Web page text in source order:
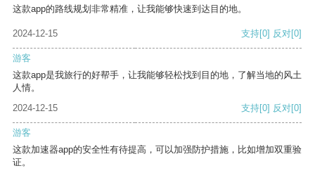
这款app的路线规划非常精准，让我能够快速到达目的地。
2024-12-15 支持[0] 反对[0]
游客
这款app是我旅行的好帮手，让我能够轻松找到目的地，了解当地的风土
人情。
2024-12-15
支持[0] 反对[0]
游客
这款加速器app的安全性有待提高，可以加强防护措施，比如增加双重验
证。